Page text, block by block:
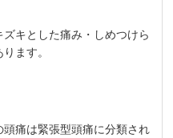
キとした痛み・しめつけら
ます。
痛は緊張型頭痛に分類され